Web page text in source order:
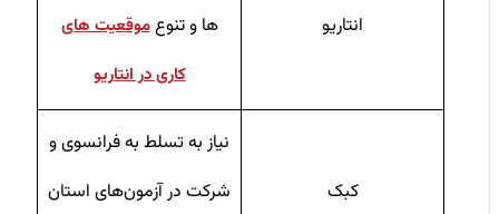
انتاریو
‌ها و تنوعموقعیت ‌های
کاری در انتاریو
کبک
نیاز به تسلط به فرانسوی و
شرکت در آزمون‌های استان